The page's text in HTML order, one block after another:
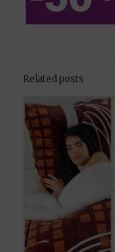
Related posts